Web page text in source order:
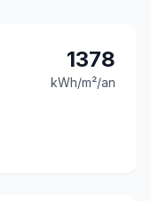
1378
kWh/m²/an